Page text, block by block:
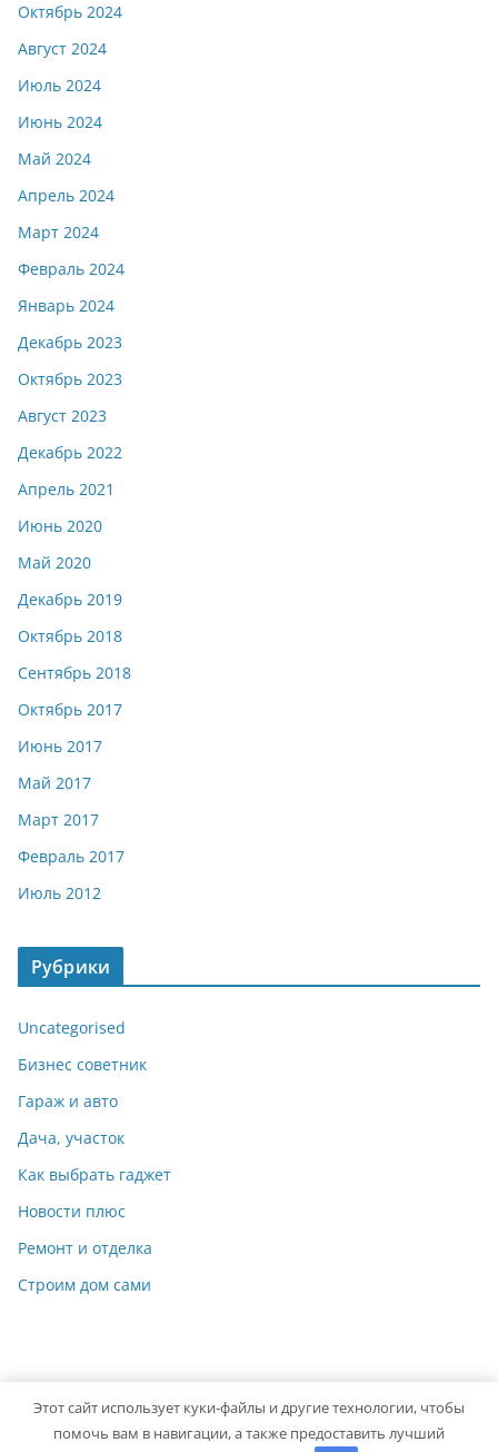
Октябрь 2024
Август 2024
Июль 2024
Июнь 2024
Май 2024
Апрель 2024
Март 2024
Февраль 2024
Январь 2024
Декабрь 2023
Октябрь 2023
Август 2023
Декабрь 2022
Апрель 2021
Июнь 2020
Май 2020
Декабрь 2019
Октябрь 2018
Сентябрь 2018
Октябрь 2017
Июнь 2017
Май 2017
Март 2017
Февраль 2017
Июль 2012
Рубрики
Uncategorised
Бизнес советник
Гараж и авто
Дача, участок
Как выбрать гаджет
Новости плюс
Ремонт и отделка
Строим дом сами
Copyright © 2026 Мастер на Все Руки. Powered byColorMag
Этот сайт использует куки-файлы и другие технологии, чтобы
помочь вам в навигации, а также предоставить лучший